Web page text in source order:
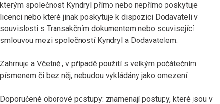
kterým společnost Kyndryl přímo nebo nepřímo poskytuje
licenci nebo které jinak poskytuje k dispozici Dodavateli v
souvislosti s Transakčním dokumentem nebo související
smlouvou mezi společností Kyndryl a Dodavatelem.
Zahrnuje a Včetně:, v případě použití s velkým počátečním
písmenem či bez něj, nebudou vykládány jako omezení.
Doporučené oborové postupy: znamenají postupy, které jsou v